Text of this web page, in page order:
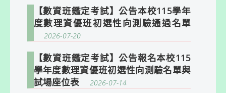
【數資班鑑定考試】公告本校115學年
度數理資優班初選性向測驗通過名單
2026-07-20
【數資班鑑定考試】公告報名本校115
學年度數理資優班初選性向測驗名單與
試場座位表
2026-07-14